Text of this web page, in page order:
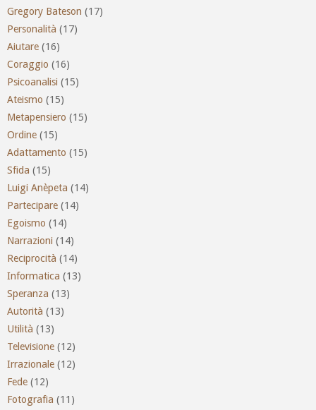
Gregory Bateson (17)
Personalità (17)
Aiutare (16)
Coraggio (16)
Psicoanalisi (15)
Ateismo (15)
Metapensiero (15)
Ordine (15)
Adattamento (15)
Sfida (15)
Luigi Anèpeta (14)
Partecipare (14)
Egoismo (14)
Narrazioni (14)
Reciprocità (14)
Informatica (13)
Speranza (13)
Autorità (13)
Utilità (13)
Televisione (12)
Irrazionale (12)
Fede (12)
Fotografia (11)